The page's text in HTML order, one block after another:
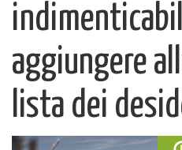
aggiungere
lista dei